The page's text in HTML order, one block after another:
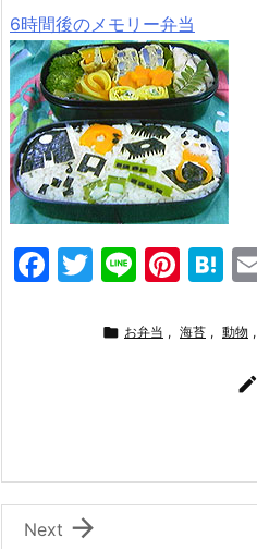
6時間後のメモリー弁当
F
o
k
T
itt
Li
e
Pi
er
H
e
a
 お弁当 , 海苔 , 動物 ,


Next